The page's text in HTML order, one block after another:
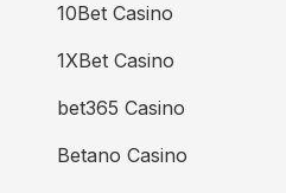
10Bet Casino
1XBet Casino
bet365 Casino
Betano Casino